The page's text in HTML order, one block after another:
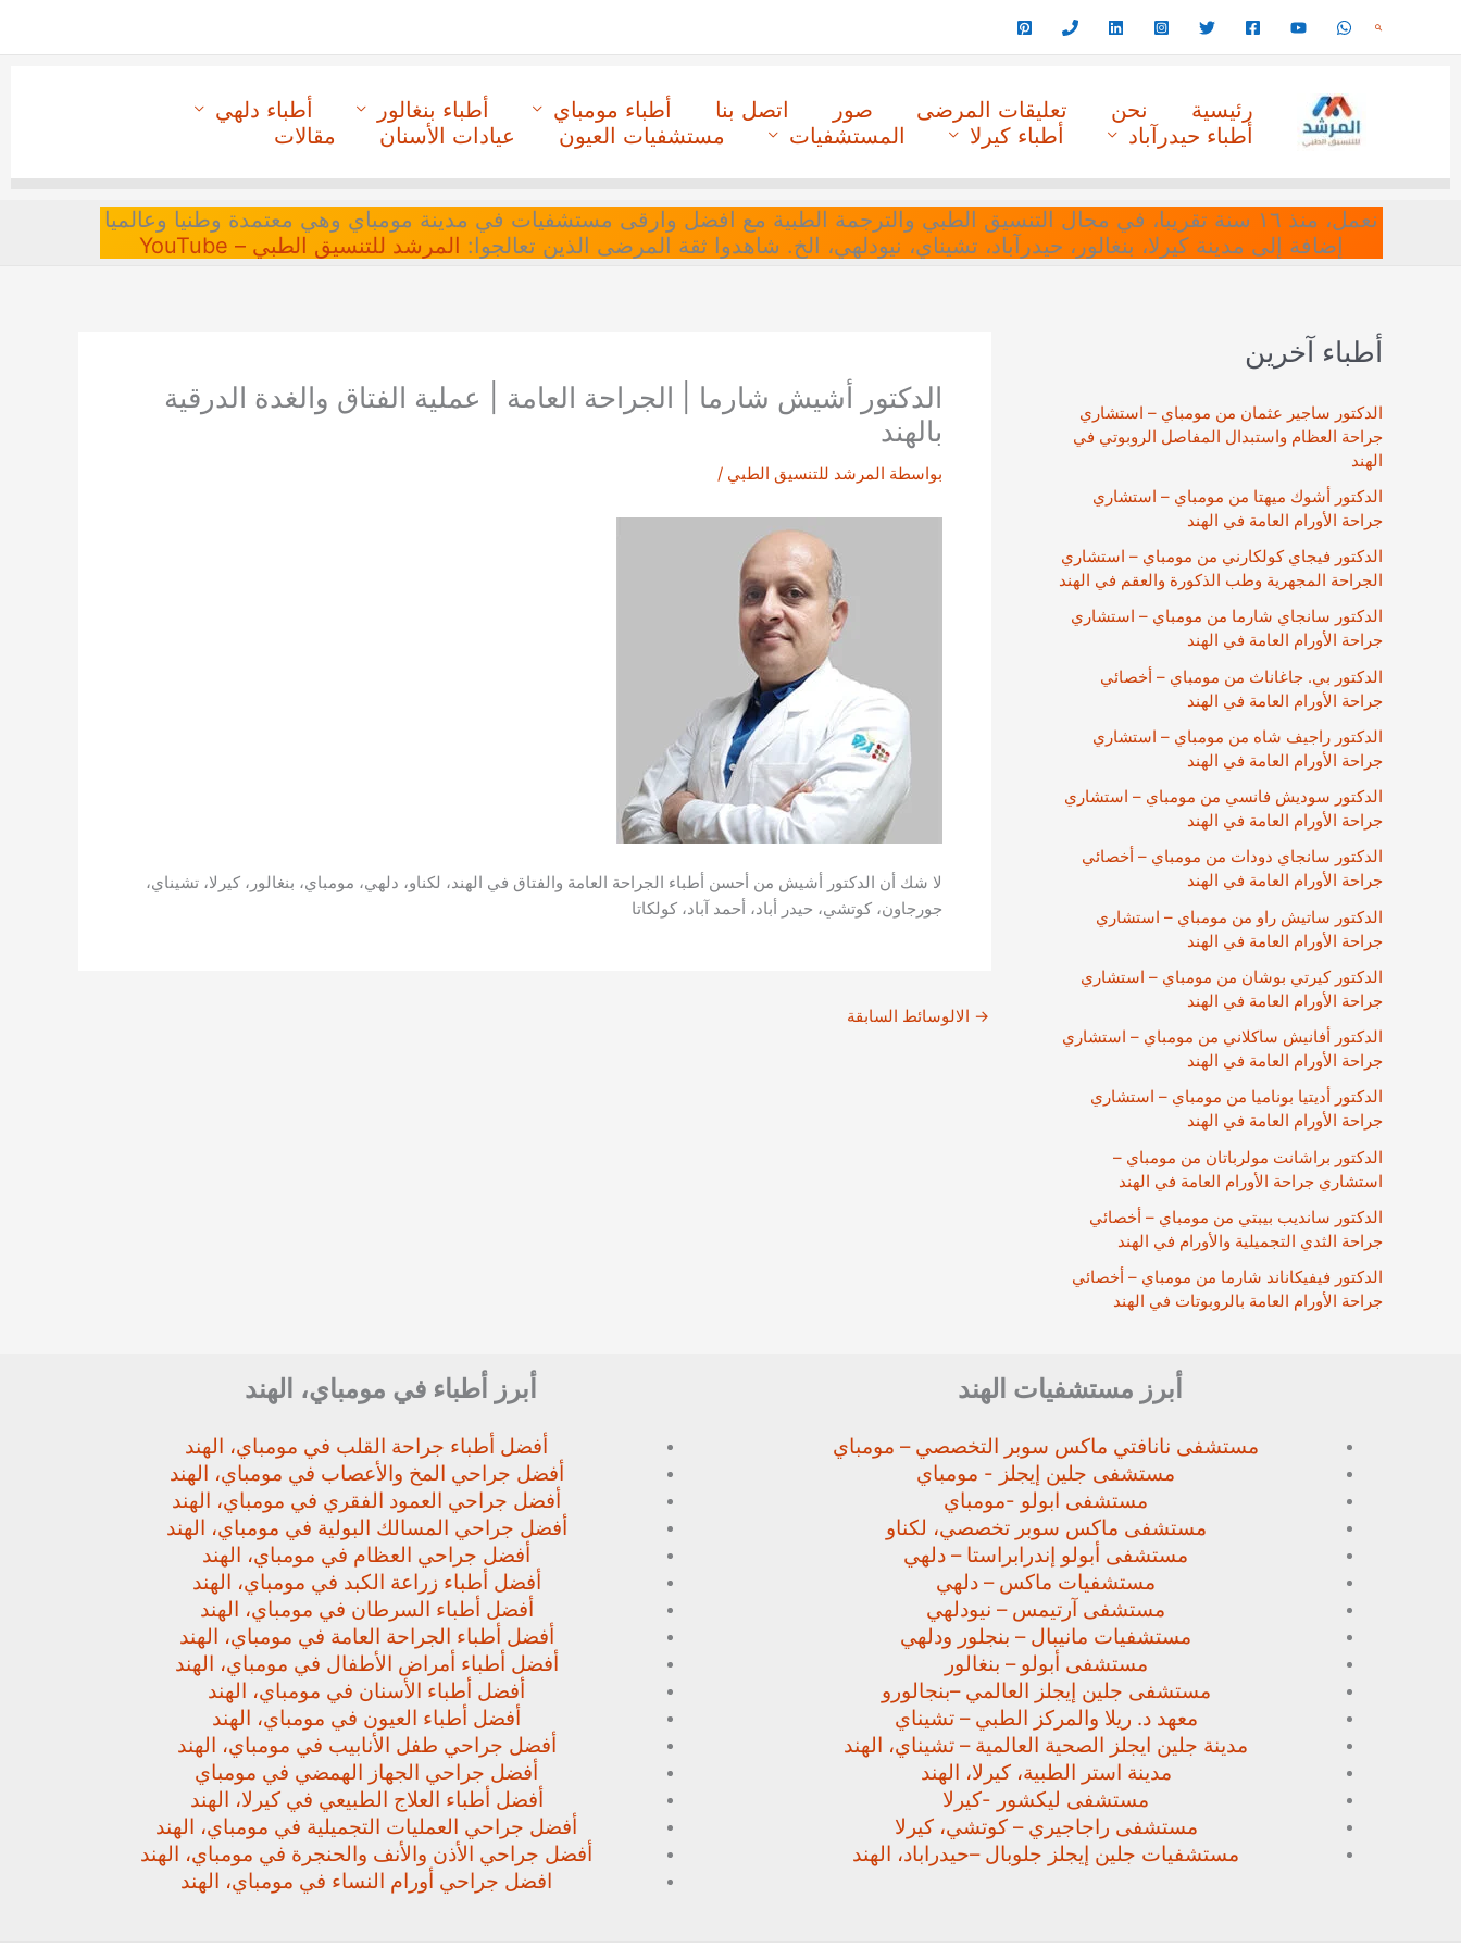
البحث
رئيسية نحن تعليقات المرضى صور اتصل بنا أطباء مومباي أطباء بنغالور
أطباء دلهي
أطباء حيدرآباد
أطباء كيرلا المستشفيات مستشفيات العيون عيادات الأسنان مقالات
نعمل، منذ ١٦ سنة تقريبا، في مجال التنسيق الطبي والترجمة الطبية مع افضل وارقى مستشفيات في مدينة مومباي وهي معتمدة وطنيا وعالميا
إضافة إلى مدينة كيرلا، بنغالور، حيدرآباد، تشيناي، نيودلهي، الخ. شاهدوا ثقة المرضى الذين تعالجوا: المرشد للتنسيق الطبي – YouTube
أطباء آخرين
الدكتور ساجير عثمان من مومباي – استشاري
جراحة العظام واستبدال المفاصل الروبوتي في
الهند
الدكتور أشوك ميهتا من مومباي – استشاري
جراحة الأورام العامة في الهند
الدكتور فيجاي كولكارني من مومباي – استشاري
الجراحة المجهرية وطب الذكورة والعقم في الهند
الدكتور سانجاي شارما من مومباي – استشاري
جراحة الأورام العامة في الهند
الدكتور بي. جاغاناث من مومباي – أخصائي
جراحة الأورام العامة في الهند
الدكتور راجيف شاه من مومباي – استشاري
جراحة الأورام العامة في الهند
الدكتور سوديش فانسي من مومباي – استشاري
جراحة الأورام العامة في الهند
الدكتور سانجاي دودات من مومباي – أخصائي
جراحة الأورام العامة في الهند
الدكتور ساتيش راو من مومباي – استشاري
جراحة الأورام العامة في الهند
الدكتور كيرتي بوشان من مومباي – استشاري
جراحة الأورام العامة في الهند
الدكتور أفانيش ساكلاني من مومباي – استشاري
جراحة الأورام العامة في الهند
الدكتور أديتيا بوناميا من مومباي – استشاري
جراحة الأورام العامة في الهند
الدكتور براشانت مولرباتان من مومباي –
استشاري جراحة الأورام العامة في الهند
الدكتور سانديب بيبتي من مومباي – أخصائي
جراحة الثدي التجميلية والأورام في الهند
الدكتور فيفيكاناند شارما من مومباي – أخصائي
جراحة الأورام العامة بالروبوتات في الهند
الدكتور أشيش شارما | الجراحة العامة | عملية الفتاق والغدة الدرقية
بالهند
بواسطة المرشد للتنسيق الطبي /
لا شك أن الدكتور أشيش من أحسن أطباء الجراحة العامة والفتاق في الهند، لكناو، دلهي، مومباي، بنغالور، كيرلا، تشيناي،
جورجاون، كوتشي، حيدر أباد، أحمد آباد، كولكاتا
→ الالوسائط السابقة
أبرز مستشفيات الهند
مستشفى نانافتي ماكس سوبر التخصصي – مومباي
مستشفى جلين إيجلز - مومباي
مستشفى ابولو -مومباي
مستشفى ماكس سوبر تخصصي، لكناو
مستشفى أبولو إندرابراستا – دلهي
مستشفيات ماكس – دلهي
مستشفى آرتيمس – نيودلهي
مستشفيات مانيبال – بنجلور ودلهي
مستشفى أبولو – بنغالور
مستشفى جلين إيجلز العالمي –بنجالورو
معهد د. ريلا والمركز الطبي – تشيناي
مدينة جلين ايجلز الصحية العالمية – تشيناي، الهند
مدينة استر الطبية، كيرلا، الهند
مستشفى ليكشور -كيرلا
مستشفى راجاجيري – كوتشي، كيرلا
مستشفيات جلين إيجلز جلوبال –حيدراباد، الهند
أبرز أطباء في مومباي، الهند
أفضل أطباء جراحة القلب في مومباي، الهند
أفضل جراحي المخ والأعصاب في مومباي، الهند
أفضل جراحي العمود الفقري في مومباي، الهند
أفضل جراحي المسالك البولية في مومباي، الهند
أفضل جراحي العظام في مومباي، الهند
أفضل أطباء زراعة الكبد في مومباي، الهند
أفضل أطباء السرطان في مومباي، الهند
أفضل أطباء الجراحة العامة في مومباي، الهند
أفضل أطباء أمراض الأطفال في مومباي، الهند
أفضل أطباء الأسنان في مومباي، الهند
أفضل أطباء العيون في مومباي، الهند
أفضل جراحي طفل الأنابيب في مومباي، الهند
أفضل جراحي الجهاز الهمضي في مومباي
أفضل أطباء العلاج الطبيعي في كيرلا، الهند
أفضل جراحي العمليات التجميلية في مومباي، الهند
أفضل جراحي الأذن والأنف والحنجرة في مومباي، الهند
افضل جراحي أورام النساء في مومباي، الهند